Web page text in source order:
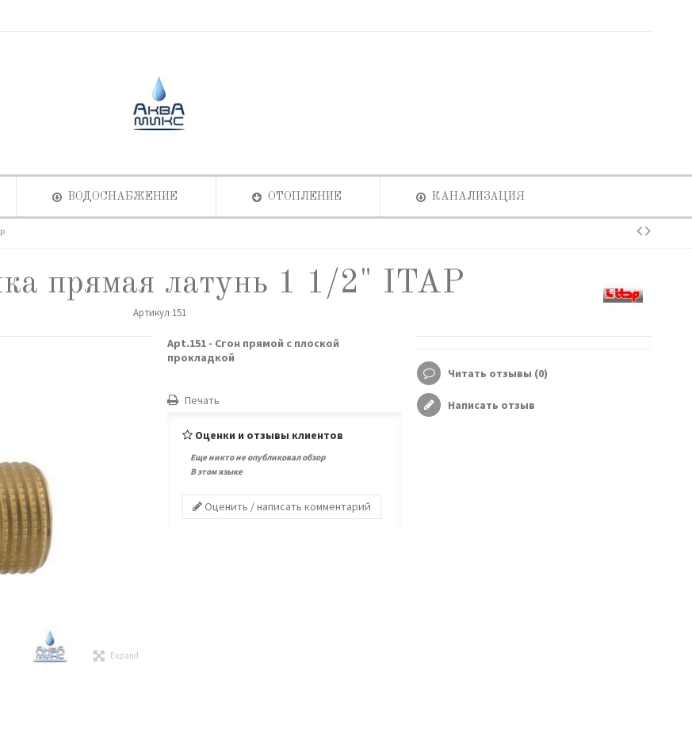
ВОДОСНАБЖЕНИЕ ОТОПЛЕНИЕ КАНАЛИЗАЦИЯ
прямая латунь 1 1/2" ITAP
Артикул 151
Expand
Apt.151 - Сгон прямой с плоской
прокладкой
Печать
Оценки и отзывы клиентов
Еще никто не опубликовал обзор
В этом языке
Оценить / написать комментарий
Читать отзывы (0)
Написать отзыв